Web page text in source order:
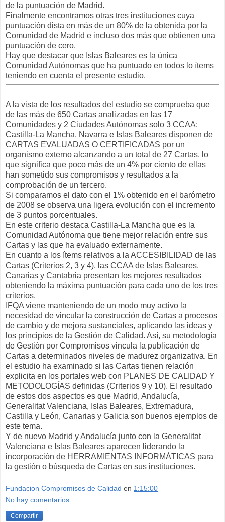
de la puntuación de Madrid.
Finalmente encontramos otras tres instituciones cuya
puntuación dista en más de un 80% de la obtenida por la
Comunidad de Madrid e incluso dos más que obtienen una
puntuación de cero.
Hay que destacar que Islas Baleares es la única
Comunidad Autónomas que ha puntuado en todos lo ítems
teniendo en cuenta el presente estudio.
A la vista de los resultados del estudio se comprueba que
de las más de 650 Cartas analizadas en las 17
Comunidades y 2 Ciudades Autónomas solo 3 CCAA:
Castilla-La Mancha, Navarra e Islas Baleares disponen de
CARTAS EVALUADAS O CERTIFICADAS por un
organismo externo alcanzando a un total de 27 Cartas, lo
que significa que poco más de un 4% por ciento de ellas
han sometido sus compromisos y resultados a la
comprobación de un tercero.
Si comparamos el dato con el 1% obtenido en el barómetro
de 2008 se observa una ligera evolución con el incremento
de 3 puntos porcentuales.
En este criterio destaca Castilla-La Mancha que es la
Comunidad Autónoma que tiene mejor relación entre sus
Cartas y las que ha evaluado externamente.
En cuanto a los ítems relativos a la ACCESIBILIDAD de las
Cartas (Criterios 2, 3 y 4), las CCAA de Islas Baleares,
Canarias y Cantabria presentan los mejores resultados
obteniendo la máxima puntuación para cada uno de los tres
criterios.
IFQA viene manteniendo de un modo muy activo la
necesidad de vincular la construcción de Cartas a procesos
de cambio y de mejora sustanciales, aplicando las ideas y
los principios de la Gestión de Calidad. Así, su metodología
de Gestión por Compromisos vincula la publicación de
Cartas a determinados niveles de madurez organizativa. En
el estudio ha examinado si las Cartas tienen relación
explicita en los portales web con PLANES DE CALIDAD Y
METODOLOGÍAS definidas (Criterios 9 y 10). El resultado
de estos dos aspectos es que Madrid, Andalucía,
Generalitat Valenciana, Islas Baleares, Extremadura,
Castilla y León, Canarias y Galicia son buenos ejemplos de
este tema.
Y de nuevo Madrid y Andalucía junto con la Generalitat
Valenciana e Islas Baleares aparecen liderando la
incorporación de HERRAMIENTAS INFORMÁTICAS para
la gestión o búsqueda de Cartas en sus instituciones.
Fundacion Compromisos de Calidad en 1:15:00
No hay comentarios:
Compartir